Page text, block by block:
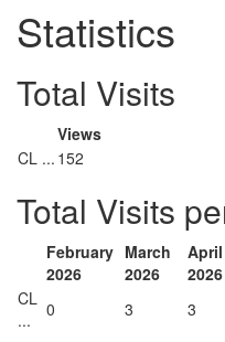
Statistics
Total Visits
Views
CL ... 152
Total Visits
February
2026
March
2026
April
2026
CL
...
0 3 3